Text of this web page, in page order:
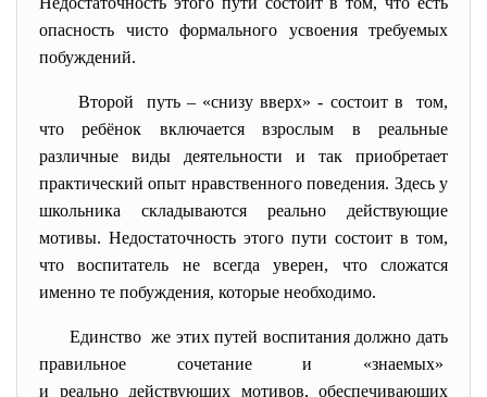
опасность чисто формального усвоения требуемых
побуждений.
Второй путь – «снизу вверх» - состоит в том,
что ребёнок включается взрослым в реальные
различные виды деятельности и так приобретает
практический опыт нравственного поведения. Здесь у
школьника складываются реально действующие
мотивы. Недостаточность этого пути состоит в том,
что воспитатель не всегда уверен, что сложатся
именно те побуждения, которые необходимо.
Единство же этих путей воспитания должно дать
правильное сочетание и «знаемых»
и реально действующих мотивов, обеспечивающих